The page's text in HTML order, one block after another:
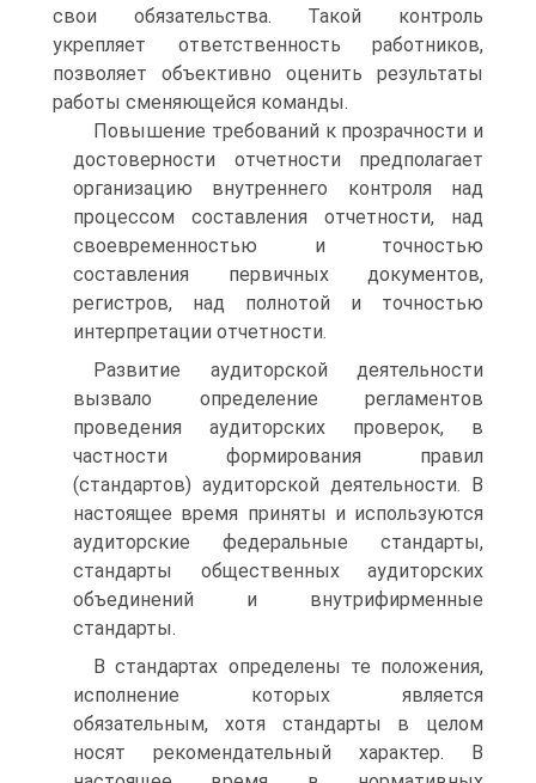
свои обязательства. Такой контроль
укрепляет ответственность работников,
позволяет объективно оценить результаты
работы сменяющейся команды.
Повышение требований к прозрачности и
достоверности отчетности предполагает
организацию внутреннего контроля над
процессом составления отчетности, над
своевременностью и точностью
составления первичных документов,
регистров, над полнотой и точностью
интерпретации отчетности.
Развитие аудиторской деятельности
вызвало определение регламентов
проведения аудиторских проверок, в
частности формирования правил
(стандартов) аудиторской деятельности. В
настоящее время приняты и используются
аудиторские федеральные стандарты,
стандарты общественных аудиторских
объединений и внутрифирменные
стандарты.
В стандартах определены те положения,
исполнение которых является
обязательным, хотя стандарты в целом
носят рекомендательный характер. В